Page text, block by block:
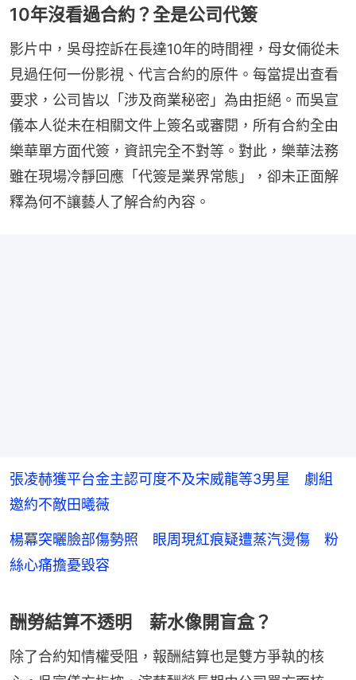
10年沒看過合約？全是公司代簽
影片中，吳母控訴在長達10年的時間裡，母女倆從未
見過任何一份影視、代言合約的原件。每當提出查看
要求，公司皆以「涉及商業秘密」為由拒絕。而吳宣
儀本人從未在相關文件上簽名或審閱，所有合約全由
樂華單方面代簽，資訊完全不對等。對此，樂華法務
雖在現場冷靜回應「代簽是業界常態」，卻未正面解
釋為何不讓藝人了解合約內容。
張凌赫獲平台金主認可度不及宋威龍等3男星 劇組
邀約不敵田曦薇
楊冪突曬臉部傷勢照 眼周現紅痕疑遭蒸汽燙傷 粉
絲心痛擔憂毀容
酬勞結算不透明 薪水像開盲盒？
除了合約知情權受阻，報酬結算也是雙方爭執的核